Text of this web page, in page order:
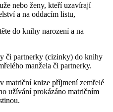
nebo ženy, kteří uzavírají
a na oddacím listu,
do knihy narození a na
či partnerky (cizinky) do knihy
manžela či partnerky.
matriční knize příjmení zemřelé
užívání prokázáno matričním